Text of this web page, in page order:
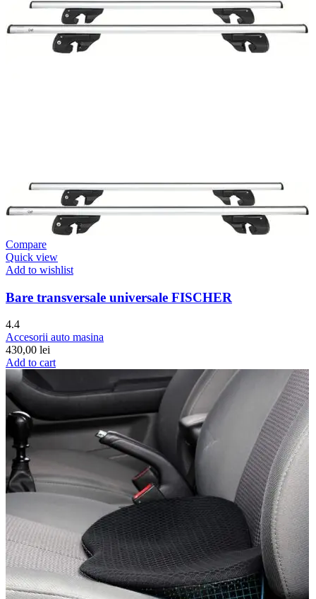
Compare
Quick view
Add to wishlist
Bare transversale universale FISCHER
4.4
Accesorii auto masina
430,00 lei
Add to cart